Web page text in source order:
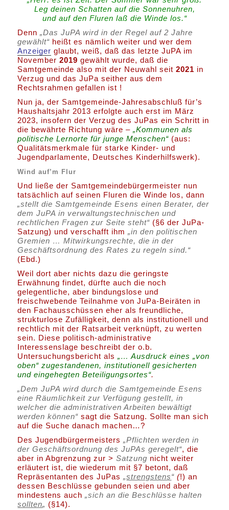
Leg deinen Schatten auf die Sonnenuhren,
und auf den Fluren laß die Winde los.“
Denn„Das JuPA wird in der Regel auf 2 Jahre
gewählt“ heißt es nämlich weiter und wer dem
Anzeiger glaubt, weiß, daß das letzte JuPA im
November2019 gewählt wurde, daß die
Samtgemeinde also mit der Neuwahl seit2021 in
Verzug und das JuPa seither aus dem
Rechtsrahmen gefallen ist !
Nun ja, der Samtgemeinde-Jahresabschluß für’s
Haushaltsjahr 2013 erfolgte auch erst im März
2023, insofern der Verzug des JuPas ein Schritt in
die bewährte Richtung wäre –„Kommunen als
politische Lernorte für junge Menschen“ (aus:
Qualitätsmerkmale für starke Kinder- und
Jugendparlamente, Deutsches Kinderhilfswerk).
Wind auf’m Flur
Und ließe der Samtgemeindebürgermeister nun
tatsächlich auf seinen Fluren die Winde los, dann
„stellt die Samtgemeinde Esens einen Berater, der
dem JuPA in verwaltungstechnischen und
rechtlichen Fragen zur Seite steht“ (§6 der JuPa-
Satzung) und verschafft ihm„in den politischen
Gremien … Mitwirkungsrechte, die in der
Geschäftsordnung des Rates zu regeln sind.“
(Ebd.)
Weil dort aber nichts dazu die geringste
Erwähnung findet, dürfte auch die noch
gelegentliche, aber bindungslose und
freischwebende Teilnahme von JuPa-Beiräten in
den Fachausschüssen eher als freundliche,
strukturlose Zufälligkeit, denn als institutionell und
rechtlich mit der Ratsarbeit verknüpft, zu werten
sein. Diese politisch-administrative
Interessenslage beschreibt der o.b.
Untersuchungsbericht als„… Ausdruck eines „von
oben“ zugestandenen, institutionell gesicherten
und eingehegten Beteiligungsortes“.
„Dem JuPA wird durch die Samtgemeinde Esens
eine Räumlichkeit zur Verfügung gestellt, in
welcher die administrativen Arbeiten bewältigt
werden können“ sagt die Satzung. Sollte man sich
auf die Suche danach machen…?
Des Jugendbürgermeisters„Pflichten werden in
derGeschäftsordnung des JuPAs geregelt“, die
aber in Abgrenzung zur >Satzung nicht weiter
erläutert ist, die wiederum mit §7 betont, daß
Repräsentanten des JuPas„strengstens“(!) an
dessen Beschlüsse gebunden seien und aber
mindestens auch „sich an die Beschlüsse halten
sollten„ (§14).